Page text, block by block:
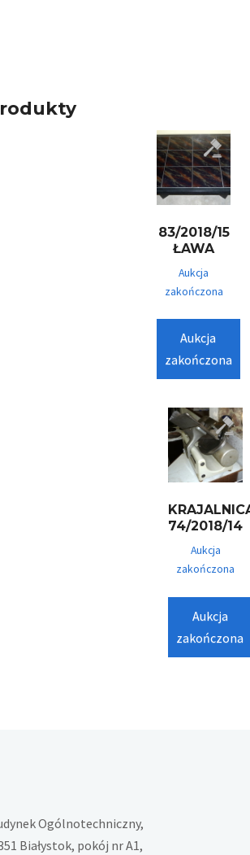
83/2018/15
ŁAWA
Aukcja
zakończona
Aukcja
zakończona
74/2018/14
Aukcja
zakończona
Aukcja
zakończona
Ogólnotechniczny,
Białystok, pokój nr A1,